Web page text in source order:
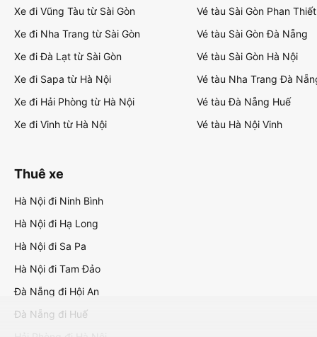
Xe đi Vũng Tàu từ Sài Gòn
Xe đi Nha Trang từ Sài Gòn
Xe đi Đà Lạt từ Sài Gòn
Xe đi Sapa từ Hà Nội
Xe đi Hải Phòng từ Hà Nội
Xe đi Vinh từ Hà Nội
Vé tàu Sài Gòn Phan Thiết
Vé tàu Sài Gòn Đà Nẵng
Vé tàu Sài Gòn Hà Nội
Vé tàu Nha Trang Đà
Vé tàu Đà Nẵng Huế
Vé tàu Hà Nội Vinh
Thuê xe
Hà Nội đi Ninh Bình
Hà Nội đi Hạ Long
Hà Nội đi Sa Pa
Hà Nội đi Tam Đảo
Đà Nẵng đi Hội An
Đà Nẵng đi Huế